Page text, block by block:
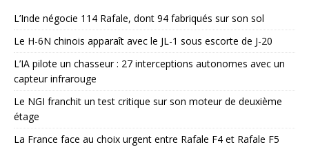
L’Inde négocie 114 Rafale, dont 94 fabriqués sur son sol
Le H-6N chinois apparaît avec le JL-1 sous escorte de J-20
L’IA pilote un chasseur : 27 interceptions autonomes avec un
capteur infrarouge
Le NGI franchit un test critique sur son moteur de deuxième
étage
La France face au choix urgent entre Rafale F4 et Rafale F5